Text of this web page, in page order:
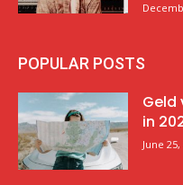
POPULAR POSTS
Geld
in
June 25,